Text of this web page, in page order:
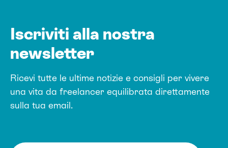
Iscriviti alla nostra
newsletter
Ricevi tutte le ultime notizie e consigli per vivere
una vita da freelancer equilibrata direttamente
sulla tua email.